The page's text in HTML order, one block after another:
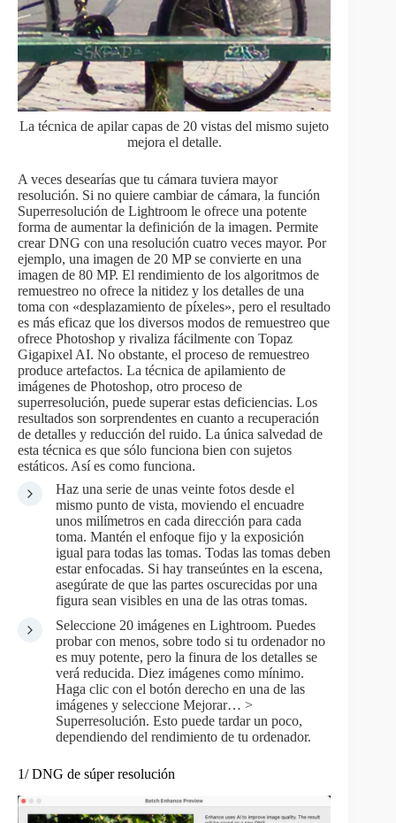
La técnica de apilar capas de 20 vistas del mismo sujeto
mejora el detalle.
A veces desearías que tu cámara tuviera mayor
resolución. Si no quiere cambiar de cámara, la función
Superresolución de Lightroom le ofrece una potente
forma de aumentar la definición de la imagen. Permite
crear DNG con una resolución cuatro veces mayor. Por
ejemplo, una imagen de 20 MP se convierte en una
imagen de 80 MP. El rendimiento de los algoritmos de
remuestreo no ofrece la nitidez y los detalles de una
toma con «desplazamiento de píxeles», pero el resultado
es más eficaz que los diversos modos de remuestreo que
ofrece Photoshop y rivaliza fácilmente con Topaz
Gigapixel AI. No obstante, el proceso de remuestreo
produce artefactos. La técnica de apilamiento de
imágenes de Photoshop, otro proceso de
superresolución, puede superar estas deficiencias. Los
resultados son sorprendentes en cuanto a recuperación
de detalles y reducción del ruido. La única salvedad de
esta técnica es que sólo funciona bien con sujetos
estáticos. Así es como funciona.
Haz una serie de unas veinte fotos desde el
mismo punto de vista, moviendo el encuadre
unos milímetros en cada dirección para cada
toma. Mantén el enfoque fijo y la exposición
igual para todas las tomas. Todas las tomas deben
estar enfocadas. Si hay transeúntes en la escena,
asegúrate de que las partes oscurecidas por una
figura sean visibles en una de las otras tomas.
Seleccione 20 imágenes en Lightroom. Puedes
probar con menos, sobre todo si tu ordenador no
es muy potente, pero la finura de los detalles se
verá reducida. Diez imágenes como mínimo.
Haga clic con el botón derecho en una de las
imágenes y seleccione Mejorar… >
Superresolución. Esto puede tardar un poco,
dependiendo del rendimiento de tu ordenador.
1/ DNG de súper resolución